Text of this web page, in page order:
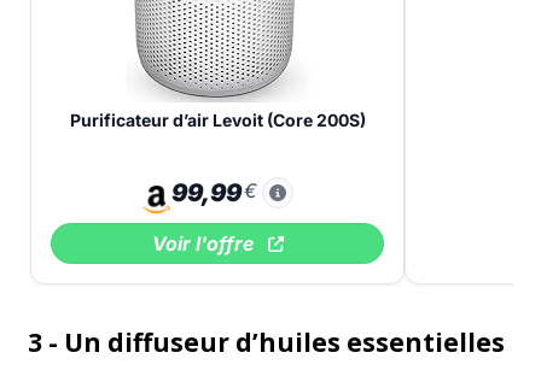
Purificateur d’air Levoit (Core 200S)
99,99€
Voir l'offre
3 - Un diffuseur d’huiles essentielles